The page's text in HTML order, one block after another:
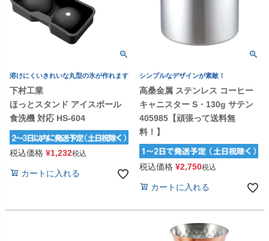
溶けにくいきれいな丸型の氷が作れます
下村工業
ほっとスタンド アイスボール
食洗機 対応 HS-604
税込価格 ¥1,232税込
カートに入れる
シンプルなデザインが素敵！
高桑金属 ステンレス コーヒー
キャニスター S・130g サテン
405985【頑張って送料無
料！】
税込価格 ¥2,750税込
カートに入れる